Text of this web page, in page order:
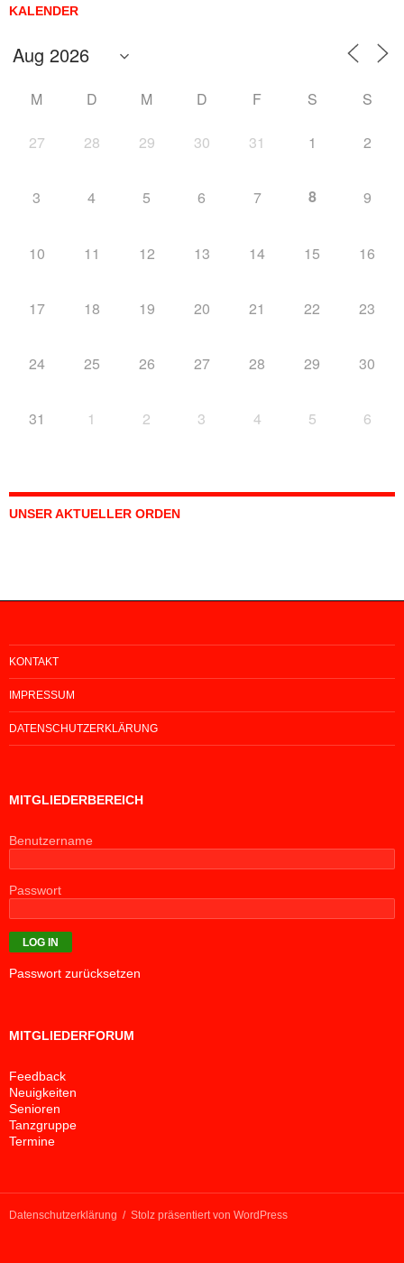
KALENDER
M D M D F S S
27 28 29 30 31 1 2
3 4 5 6 7 8 9
10 11 12 13 14 15 16
17 18 19 20 21 22 23
24 25 26 27 28 29 30
31 1 2 3 4 5 6
UNSER AKTUELLER ORDEN
KONTAKT
IMPRESSUM
DATENSCHUTZERKLÄRUNG
MITGLIEDERBEREICH
Benutzername
Passwort
Passwort zurücksetzen
MITGLIEDERFORUM
Feedback
Neuigkeiten
Senioren
Tanzgruppe
Termine
Datenschutzerklärung Stolz präsentiert von WordPress